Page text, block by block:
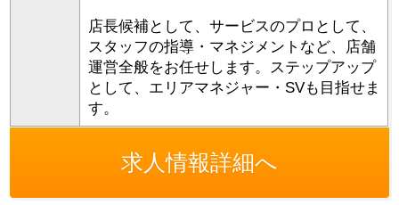
店長候補として、サービスのプロとして、
スタッフの指導・マネジメントなど、店舗
運営全般をお任せします。ステップアップ
として、エリアマネジャー・SVも目指せま
す。
求人情報詳細へ